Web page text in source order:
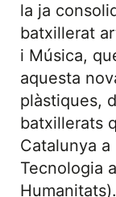
la ja
batxillerat
i Música,
aquesta
plàstiques,
batxillerats
Catalunya
Tecnologia
Humanitats).